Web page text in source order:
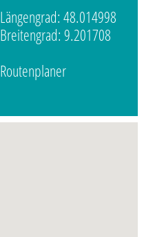
Längengrad: 48.014998
Breitengrad: 9.201708
Routenplaner